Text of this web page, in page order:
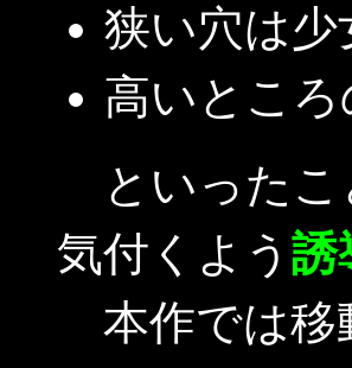
狭い穴は
高いとこ
といったこ
気付くよう 誘
本作では移